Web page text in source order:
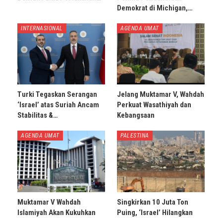
Demokrat di Michigan,…
INTERNASIONAL
Turki Tegaskan Serangan
‘Israel’ atas Suriah Ancam
Stabilitas &…
AGENDA UMAT
Jelang Muktamar V, Wahdah
Perkuat Wasathiyah dan
Kebangsaan
AGENDA UMAT
Muktamar V Wahdah
Islamiyah Akan Kukuhkan
PALESTINA
Singkirkan 10 Juta Ton
Puing, ‘Israel’ Hilangkan